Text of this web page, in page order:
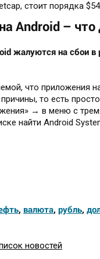
стоит порядка
Android – что
жалуются на сбои в
что приложения
то есть
→ в меню с
найти Android
, валюта, рубль,
новостей